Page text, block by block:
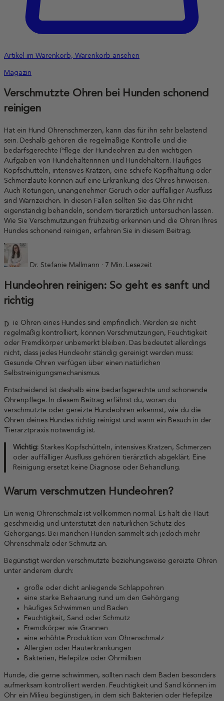
Artikel im Warenkorb, Warenkorb ansehen
Magazin
Verschmutzte Ohren bei Hunden schonend
reinigen
Hat ein Hund Ohrenschmerzen, kann das für ihn sehr belastend
sein. Deshalb gehören die regelmäßige Kontrolle und die
bedarfsgerechte Pflege der Hundeohren zu den wichtigen
Aufgaben von Hundehalterinnen und Hundehaltern. Häufiges
Kopfschütteln, intensives Kratzen, eine schiefe Kopfhaltung oder
Schmerzlaute können auf eine Erkrankung des Ohres hinweisen.
Auch Rötungen, unangenehmer Geruch oder auffälliger Ausfluss
sind Warnzeichen. In diesen Fällen sollten Sie das Ohr nicht
eigenständig behandeln, sondern tierärztlich untersuchen lassen.
Wie Sie Verschmutzungen frühzeitig erkennen und die Ohren Ihres
Hundes schonend reinigen, erfahren Sie in diesem Beitrag.
Dr. Stefanie Mallmann · 7 Min. Lesezeit
Hundeohren reinigen: So geht es sanft und
richtig
Die Ohren eines Hundes sind empfindlich. Werden sie nicht
regelmäßig kontrolliert, können Verschmutzungen, Feuchtigkeit
oder Fremdkörper unbemerkt bleiben. Das bedeutet allerdings
nicht, dass jedes Hundeohr ständig gereinigt werden muss:
Gesunde Ohren verfügen über einen natürlichen
Selbstreinigungsmechanismus.
Entscheidend ist deshalb eine bedarfsgerechte und schonende
Ohrenpflege. In diesem Beitrag erfährst du, woran du
verschmutzte oder gereizte Hundeohren erkennst, wie du die
Ohren deines Hundes richtig reinigst und wann ein Besuch in der
Tierarztpraxis notwendig ist.
Wichtig:Starkes Kopfschütteln, intensives Kratzen, Schmerzen
oder auffälliger Ausfluss gehören tierärztlich abgeklärt. Eine
Reinigung ersetzt keine Diagnose oder Behandlung.
Warum verschmutzen Hundeohren?
Ein wenig Ohrenschmalz ist vollkommen normal. Es hält die Haut
geschmeidig und unterstützt den natürlichen Schutz des
Gehörgangs. Bei manchen Hunden sammelt sich jedoch mehr
Ohrenschmalz oder Schmutz an.
Begünstigt werden verschmutzte beziehungsweise gereizte Ohren
unter anderem durch:
große oder dicht anliegende Schlappohren
eine starke Behaarung rund um den Gehörgang
häufiges Schwimmen und Baden
Feuchtigkeit, Sand oder Schmutz
Fremdkörper wie Grannen
eine erhöhte Produktion von Ohrenschmalz
Allergien oder Hauterkrankungen
Bakterien, Hefepilze oder Ohrmilben
Hunde, die gerne schwimmen, sollten nach dem Baden besonders
aufmerksam kontrolliert werden. Feuchtigkeit und Sand können im
Ohr ein Milieu begünstigen, in dem sich Bakterien oder Hefepilze